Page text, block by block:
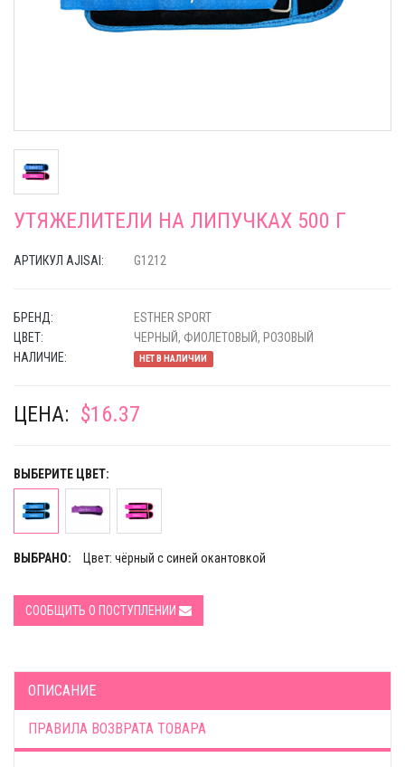
УТЯЖЕЛИТЕЛИ НА ЛИПУЧКАХ 500 Г
АРТИКУЛ AJISAI: G1212
БРЕНД:
ESTHER SPORT
ЦВЕТ:
ЧЕРНЫЙ, ФИОЛЕТОВЫЙ, РОЗОВЫЙ
НАЛИЧИЕ:
НЕТ В НАЛИЧИИ
ЦЕНА: $16.37
ВЫБЕРИТЕ ЦВЕТ:
ВЫБРАНО: Цвет: чёрный с синей окантовкой
СООБЩИТЬ О ПОСТУПЛЕНИИ
ОПИСАНИЕ
ПРАВИЛА ВОЗВРАТА ТОВАРА